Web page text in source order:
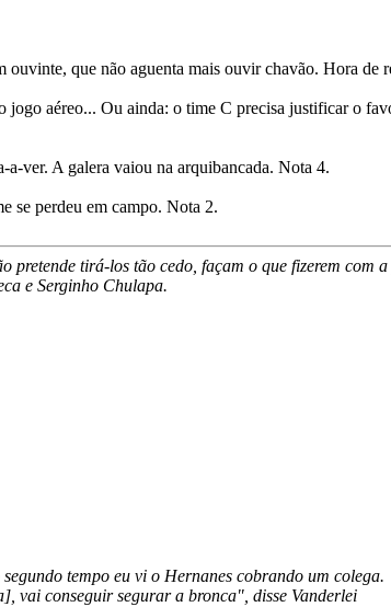
que não aguenta mais ouvir chavão. Hora de
aéreo... Ou ainda: o time C precisa justificar o
a-ver. A galera vaiou na arquibancada. Nota 4.
se perdeu em campo. Nota 2.
tirá-los tão cedo, façam o que fizerem com
e Serginho Chulapa.
tempo eu vi o Hernanes cobrando um colega.
vai conseguir segurar a bronca", disse Vanderlei